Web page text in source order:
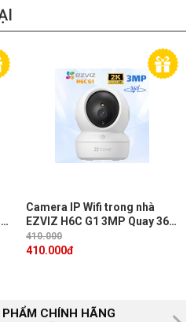
Camera IP Wifi trong nhà
EZVIZ H6C G1 3MP Quay 360
độ, IR 10m, Phát hiện chuyển
động
410.000
410.000đ
CHÍNH HÃNG